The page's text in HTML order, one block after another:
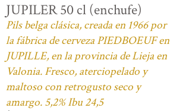
JUPILER 50 cl (enchufe)
Pils belga clásica, creada en 1966 por
la fábrica de cerveza PIEDBOEUF en
JUPILLE, en la provincia de Lieja en
Valonia. Fresco, aterciopelado y
maltoso con retrogusto seco y
amargo. 5,2% Ibu 24,5